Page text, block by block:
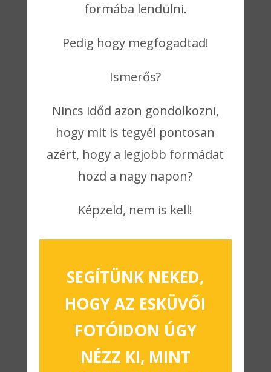
formába lendülni.
Pedig hogy megfogadtad!
Ismerős?
Nincs időd azon gondolkozni,
hogy mit is tegyél pontosan
azért, hogy a legjobb formádat
hozd a nagy napon?
Képzeld, nem is kell!
SEGÍTÜNK NEKED,
HOGY AZ ESKÜVŐI
FOTÓIDON ÚGY
NÉZZ KI, MINT